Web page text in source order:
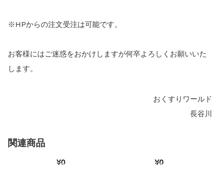
※HPからの注文受注は可能です。
お客様にはご迷惑をおかけしますが何卒よろしくお願いいた
します。
おくすりワールド
長谷川
関連商品
この商品へのお問い合わせ
¥0 この商品へのお問い合わせ
¥0